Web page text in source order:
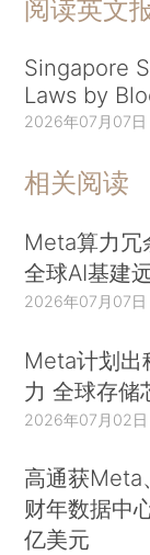
阅读英文
Singapore
Laws by
2026年07月07日
相关阅读
Meta算力冗
全球AI基建
2026年07月07日
Meta计划出
力 全球存储
2026年07月02日
高通获Meta
财年数据中
亿美元